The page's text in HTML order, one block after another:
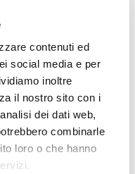
contenuti ed
social media e per
inoltre
il nostro sito con i
dei dati web,
combinarle
loro o che hanno
mente il suo messaggio,
stessa, una straordinaria
che dobbiamo
della Fondazione e
di gratuità, di sapienza e,
della carità”. Ricordare la
di gioia, che deve
alla città di Milano
rappresentato
grandi religioni, perché è